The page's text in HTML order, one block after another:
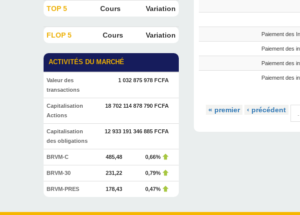
TOP 5 Cours Variation
FLOP 5 Cours Variation
ACTIVITÉS DU MARCHÉ
Valeur des
transactions
1 032 875 978 FCFA
Capitalisation
Actions
18 702 114 878 790 FCFA
Capitalisation
des obligations
12 933 191 346 885 FCFA
BRVM-C 485,48 0,66%
BRVM-30 231,22 0,79%
BRVM-PRES 178,43 0,47%
Paiement des
Paiement des
Paiement des
Paiement des
« premier ‹ précédent